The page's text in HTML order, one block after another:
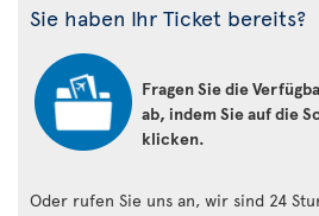
Sie haben Ihr Ticket bereits?
Fragen Sie die
ab, indem Sie auf die
klicken.
Oder rufen Sie uns an, wir sind 24